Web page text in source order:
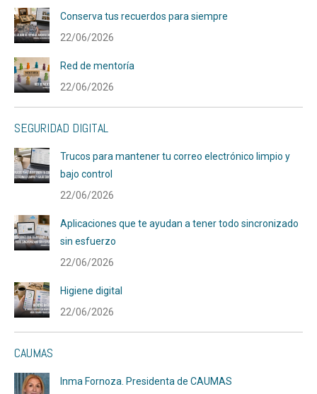
Conserva tus recuerdos para siempre
22/06/2026
Red de mentoría
22/06/2026
SEGURIDAD DIGITAL
Trucos para mantener tu correo electrónico limpio y
bajo control
22/06/2026
Aplicaciones que te ayudan a tener todo sincronizado
sin esfuerzo
22/06/2026
Higiene digital
22/06/2026
CAUMAS
Inma Fornoza. Presidenta de CAUMAS